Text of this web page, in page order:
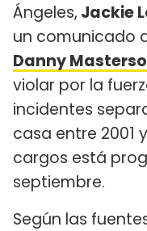
Ángeles, Jackie
un comunicado
Danny
violar por la
incidentes
casa entre 2001
cargos está
septiembre.
Según las